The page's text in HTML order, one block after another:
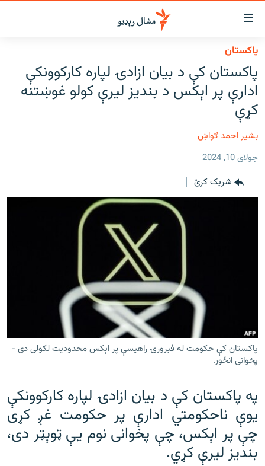
د
لاسرسي
ځای
عمومي
پاڼې
موضوع
ته
شئ
عمومي
کورپاڼې
ته
کور
لنډ خبرونه
پښتونخوا او قبایل
بلوچستان
نړۍ
ځانګړې مرکې، شننې
موږ وڅارئ
د ازادې اروپا راډیو ټولې ووبپاڼې
پاکستان
پاکستان کې د بیان ازادۍ لپاره کارکوونکې
ادارې پر اېکس د بندیز لیرې کولو غوښتنه
کړې
بشیر احمد ګواښ
جولای 10, 2024
شریک کړئ
پاکستان کې حکومت له فبرورۍ راهیسې پر اېکس محدودیت لګولی دی -
پخوانی انځور.
په پاکستان کې د بیان ازادۍ لپاره کارکوونکې
يوې ناحکومتي ادارې پر حکومت غږ کړی
چې پر اېکس، چې پخوانی نوم یې ټوېټر دی،
بندیز ليرې کړي.